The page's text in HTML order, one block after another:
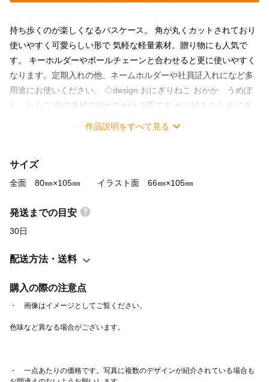
持ち歩くのが楽しくなるパスケース。 角が丸くカットされており
使いやすく可愛らしい形で 気軽な軽量素材。贈り物にも人気で
す。 キーホルダーやボールチェーンと合わせると更に使いやすく
なります。定期入れの他、ネームホルダーや社員証入れになど多
用途にお使いください。 ◇design おにぎりねこ おかか うめぼ
し たらこ 中の具材で顔がちがう３匹です ねこ好きさん おにぎ
り好きさん アウトドア派 学生さん 贈り物にも◎ パスケース素
布、カードケース、カードホルダー、ネームホルダー、ICカード
ホルダー
作品説明をすべて見る
サイズ
全面 80㎜×105㎜ イラスト面 66㎜×105㎜
発送までの目安
30日
配送方法・送料
購入の際の注意点
・　一点あたりの価格です。写真に複数のデザインが紹介されている場合も